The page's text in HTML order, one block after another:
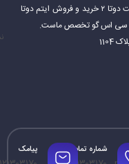
گیمر های عزیز را انجام بدهیم.خرید و فروش اکانت دوتا ۲ خرید و فروش ایتم دوتا
شماره تماس پیامک